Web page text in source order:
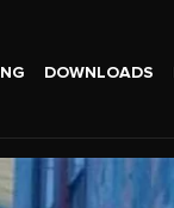
DOWNLOADS